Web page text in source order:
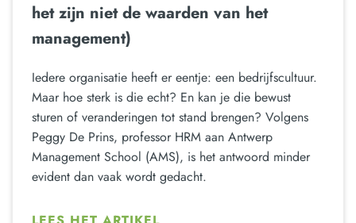
het zijn niet de waarden van het
management)
Iedere organisatie heeft er eentje: een bedrijfscultuur.
Maar hoe sterk is die echt? En kan je die bewust
sturen of veranderingen tot stand brengen? Volgens
Peggy De Prins, professor HRM aan Antwerp
Management School (AMS), is het antwoord minder
evident dan vaak wordt gedacht.